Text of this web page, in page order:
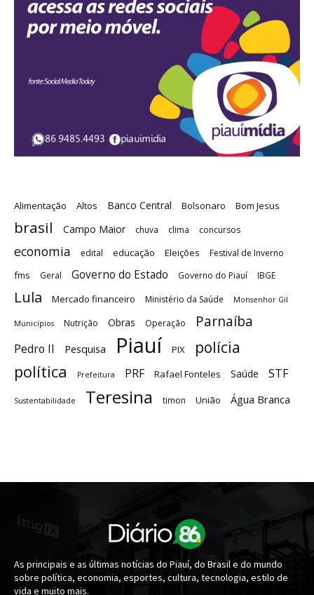
Alimentação Altos Banco Central Bolsonaro Bom Jesus
brasil Campo Maior chuva clima concursos
economia edital educação Eleições Festival de Inverno
fms Geral Governo do Estado Governo do Piauí IBGE
Lula Mercado financeiro Ministério da Saúde Monsenhor Gil
Municípios Nutrição Obras Operação Parnaíba
Pedro II Pesquisa Piauí PIX
polícia
política
Prefeitura PRF Rafael Fonteles Saúde STF
Sustentabilidade Teresina timon União Água Branca
As principais e as últimas notícias do Piauí, do Brasil e do mundo
sobre política, economia, esportes, cultura, tecnologia, estilo de
vida e muito mais.